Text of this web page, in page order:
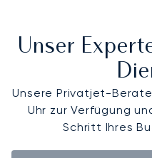
Unser
Unsere Privatjet-
Uhr zur Verfügung
Schritt Ihres